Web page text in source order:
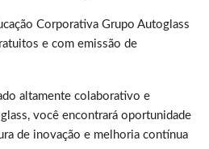
Corporativa Grupo Autoglass
e com emissão de
altamente colaborativo e
você encontrará oportunidade
de inovação e melhoria contínua